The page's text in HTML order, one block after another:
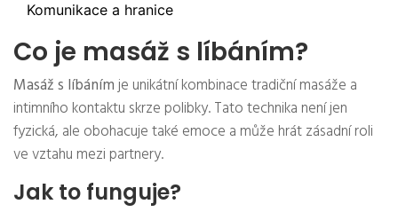
Komunikace a hranice
Co je masáž s líbáním?
Masáž s líbánímje unikátní kombinace tradiční masáže a
intimního kontaktu skrze polibky. Tato technika není jen
fyzická, ale obohacuje také emoce a může hrát zásadní roli
ve vztahu mezi partnery.
Jak to funguje?